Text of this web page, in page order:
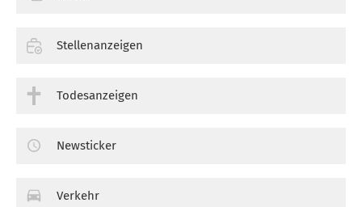
Stellenanzeigen
Todesanzeigen
Newsticker
Verkehr